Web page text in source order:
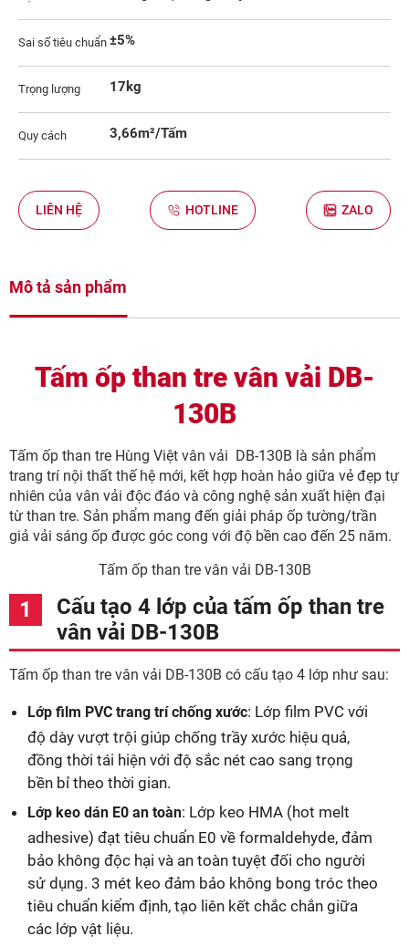
Sai số tiêu chuẩn ±5%
Trọng lượng 17kg
Quy cách 3,66m²/Tấm
LIÊN HỆ HOTLINE ZALO
Mô tả sản phẩm
Tấm ốp than tre vân vải DB-
130B
Tấm ốp than tre Hùng Việt vân vải DB-130B là sản phẩm
trang trí nội thất thế hệ mới, kết hợp hoàn hảo giữa vẻ đẹp tự
nhiên của vân vải độc đáo và công nghệ sản xuất hiện đại
từ than tre. Sản phẩm mang đến giải pháp ốp tường/trần
giả vải sáng ốp được góc cong với độ bền cao đến 25 năm.
Tấm ốp than tre vân vải DB-130B
Cấu tạo 4 lớp của tấm ốp than tre
vân vải DB-130B
Tấm ốp than tre vân vải DB-130B có cấu tạo 4 lớp như sau:
Lớp film PVC trang trí chống xước: Lớp film PVC với
độ dày vượt trội giúp chống trầy xước hiệu quả,
đồng thời tái hiện với độ sắc nét cao sang trọng
bền bỉ theo thời gian.
Lớp keo dán E0 an toàn: Lớp keo HMA (hot melt
adhesive) đạt tiêu chuẩn E0 về formaldehyde, đảm
bảo không độc hại và an toàn tuyệt đối cho người
sử dụng. 3 mét keo đảm bảo không bong tróc theo
tiêu chuẩn kiểm định, tạo liên kết chắc chắn giữa
các lớp vật liệu.